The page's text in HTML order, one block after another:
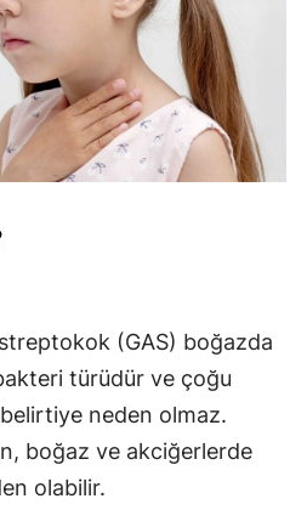
Yalova
Karabük
Kilis
(GAS) boğazda
türüdür ve çoğu
neden olmaz.
boğaz ve akciğerlerde
olabilir.